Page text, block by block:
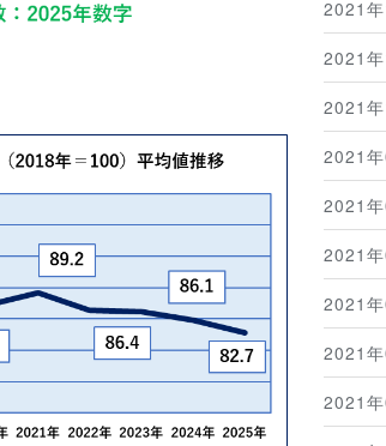
2021
2021
2021
2021
2021
2021
2021
2021
2021